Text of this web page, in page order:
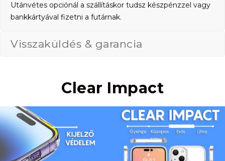
Utánvétes opciónál a szállításkor tudsz készpénzzel vagy
bankkártyával fizetni a futárnak.
Visszaküldés & garancia
Clear Impact